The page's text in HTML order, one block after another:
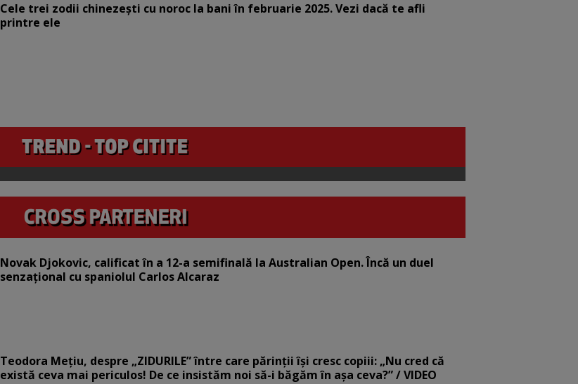
Cele trei zodii chinezești cu noroc la bani în februarie 2025. Vezi dacă te afli
printre ele
Novak Djokovic, calificat în a 12-a semifinală la Australian Open. Încă un duel
senzațional cu spaniolul Carlos Alcaraz
Teodora Mețiu, despre „ZIDURILE” între care părinții își cresc copiii: „Nu cred că
există ceva mai periculos! De ce insistăm noi să-i băgăm în așa ceva?” / VIDEO